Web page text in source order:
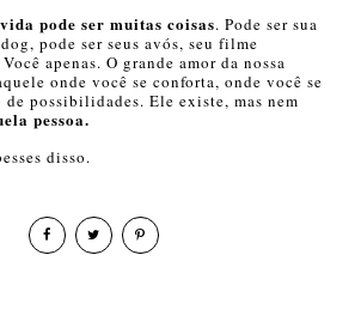
pode ser muitas coisas. Pode ser sua
pode ser seus avós, seu filme
apenas. O grande amor da nossa
onde você se conforta, onde você se
possibilidades. Ele existe, mas nem
pessoa.
disso.